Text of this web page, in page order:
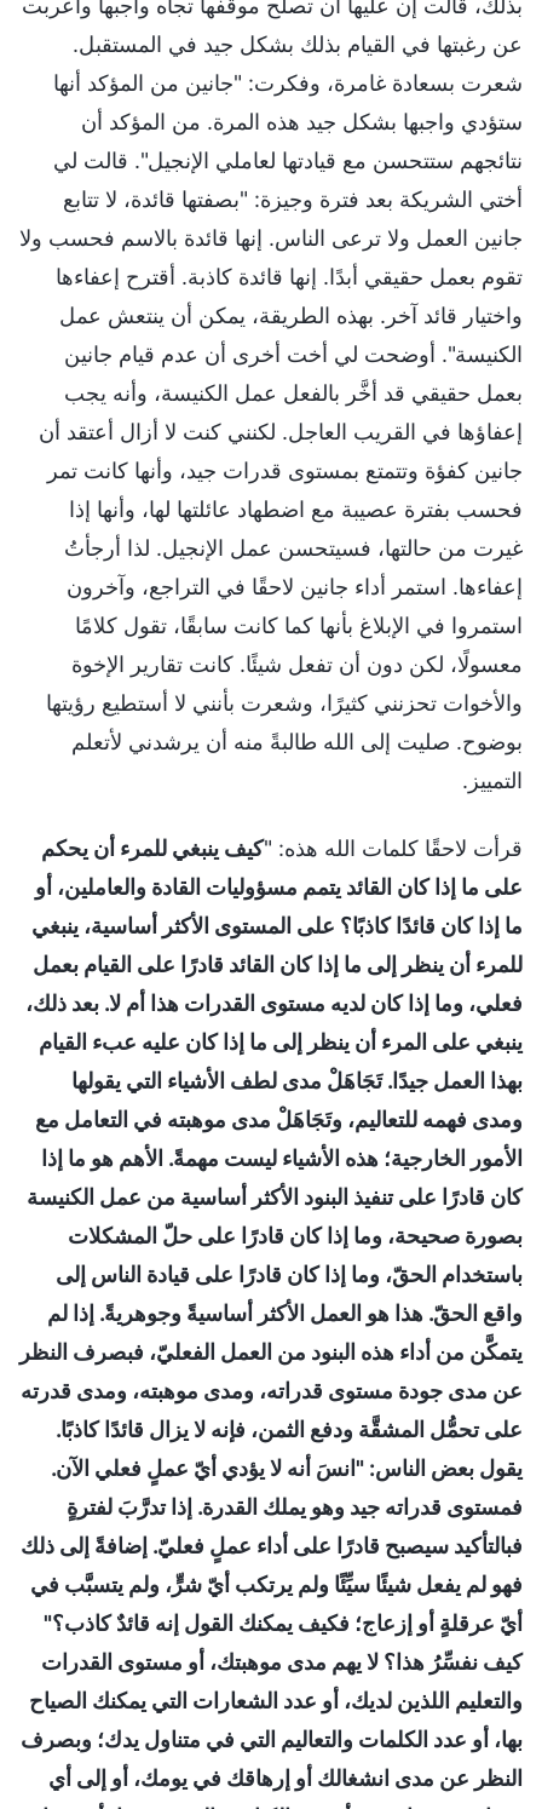
عن رغبتها في القيام بذلك بشكل جيد في المستقبل.
شعرت بسعادة غامرة، وفكرت: "جانين من المؤكد أنها
ستؤدي واجبها بشكل جيد هذه المرة. من المؤكد أن
نتائجهم ستتحسن مع قيادتها لعاملي الإنجيل". قالت لي
أختي الشريكة بعد فترة وجيزة: "بصفتها قائدة، لا تتابع
جانين العمل ولا ترعى الناس. إنها قائدة بالاسم فحسب ولا
تقوم بعمل حقيقي أبدًا. إنها قائدة كاذبة. أقترح إعفاءها
واختيار قائد آخر. بهذه الطريقة، يمكن أن ينتعش عمل
الكنيسة". أوضحت لي أخت أخرى أن عدم قيام جانين
بعمل حقيقي قد أخَّر بالفعل عمل الكنيسة، وأنه يجب
إعفاؤها في القريب العاجل. لكنني كنت لا أزال أعتقد أن
جانين كفؤة وتتمتع بمستوى قدرات جيد، وأنها كانت تمر
فحسب بفترة عصيبة مع اضطهاد عائلتها لها، وأنها إذا
غيرت من حالتها، فسيتحسن عمل الإنجيل. لذا أرجأتُ
إعفاءها. استمر أداء جانين لاحقًا في التراجع، وآخرون
استمروا في الإبلاغ بأنها كما كانت سابقًا، تقول كلامًا
معسولًا، لكن دون أن تفعل شيئًا. كانت تقارير الإخوة
والأخوات تحزنني كثيرًا، وشعرت بأنني لا أستطيع رؤيتها
بوضوح. صليت إلى الله طالبةً منه أن يرشدني لأتعلم
التمييز.
قرأت لاحقًا كلمات الله هذه: "كيف ينبغي للمرء أن يحكم
على ما إذا كان القائد يتمم مسؤوليات القادة والعاملين، أو
ما إذا كان قائدًا كاذبًا؟ على المستوى الأكثر أساسية، ينبغي
للمرء أن ينظر إلى ما إذا كان القائد قادرًا على القيام بعمل
فعلي، وما إذا كان لديه مستوى القدرات هذا أم لا. بعد ذلك،
ينبغي على المرء أن ينظر إلى ما إذا كان عليه عبء القيام
بهذا العمل جيدًا. تَجَاهَلْ مدى لطف الأشياء التي يقولها
ومدى فهمه للتعاليم، وتَجَاهَلْ مدى موهبته في التعامل مع
الأمور الخارجية؛ هذه الأشياء ليست مهمةً. الأهم هو ما إذا
كان قادرًا على تنفيذ البنود الأكثر أساسية من عمل الكنيسة
بصورة صحيحة، وما إذا كان قادرًا على حلّ المشكلات
باستخدام الحقّ، وما إذا كان قادرًا على قيادة الناس إلى
واقع الحقّ. هذا هو العمل الأكثر أساسيةً وجوهريةً. إذا لم
يتمكَّن من أداء هذه البنود من العمل الفعليّ، فبصرف النظر
عن مدى جودة مستوى قدراته، ومدى موهبته، ومدى قدرته
على تحمُّل المشقَّة ودفع الثمن، فإنه لا يزال قائدًا كاذبًا.
يقول بعض الناس: "انسَ أنه لا يؤدي أيّ عملٍ فعلي الآن.
فمستوى قدراته جيد وهو يملك القدرة. إذا تدرَّبَ لفترةٍ
فبالتأكيد سيصبح قادرًا على أداء عملٍ فعليّ. إضافةً إلى ذلك
فهو لم يفعل شيئًا سيِّئًا ولم يرتكب أيّ شرٍّ، ولم يتسبَّب في
أيّ عرقلةٍ أو إزعاج؛ فكيف يمكنك القول إنه قائدٌ كاذب؟"
كيف نفسِّرُ هذا؟ لا يهم مدى موهبتك، أو مستوى القدرات
والتعليم اللذين لديك، أو عدد الشعارات التي يمكنك الصياح
بها، أو عدد الكلمات والتعاليم التي في متناول يدك؛ وبصرف
النظر عن مدى انشغالك أو إرهاقك في يومك، أو إلى أي